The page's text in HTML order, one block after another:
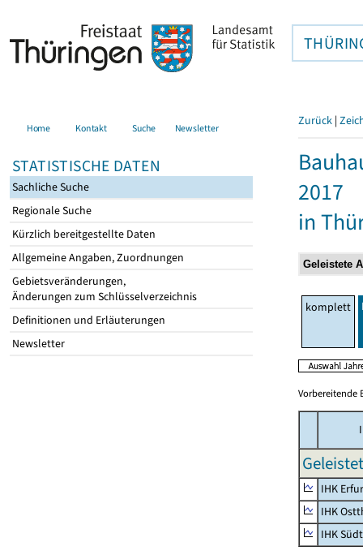
Home Kontakt Suche Newsletter
STATISTISCHE DATEN
Sachliche Suche
Regionale Suche
Kürzlich bereitgestellte Daten
Allgemeine Angaben, Zuordnungen
Gebietsveränderungen,
Änderungen zum Schlüsselverzeichnis
Definitionen und Erläuterungen
Newsletter
Zurück |
2017
in
komplett
Vorbereitende
IHK
IHK
IHK